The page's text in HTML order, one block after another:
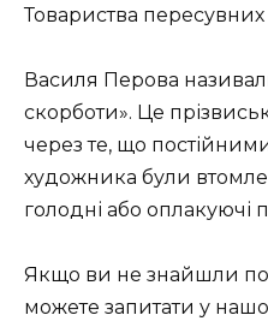
Товариства пересувних
Василя Перова
скорботи». Це
через те, що
художника були
голодні або оплакуючі
Якщо ви не знайшли
можете запитати у